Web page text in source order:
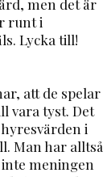
men det är
runt i
Lycka till!
att de spelar
vara tyst. Det
i
Man har alltså
meningen